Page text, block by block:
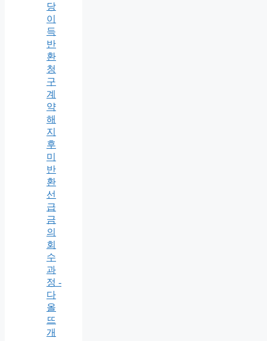
당
이
득
반
환
청
구
계
약
해
지
후
미
반
환
선
급
금
의
회
수
과
정 -
다
올
뜨
개